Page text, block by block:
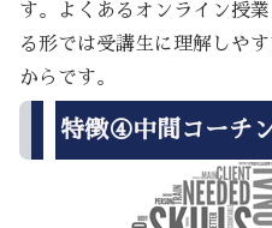
す。よくあるオンライン授
る形では受講生に理解しや
からです。
特徴④中間コーチ